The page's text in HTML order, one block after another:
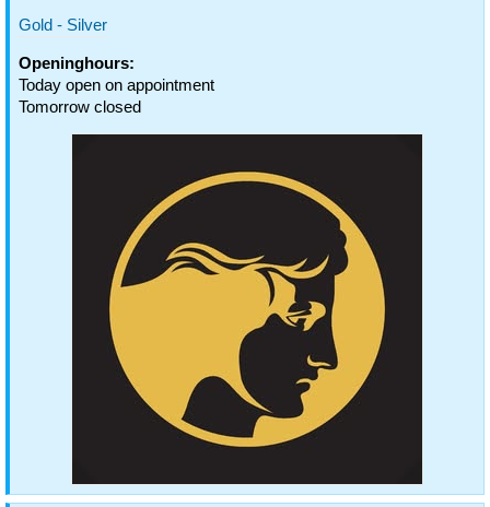
Gold - Silver
Openinghours:
Today open on appointment
Tomorrow closed